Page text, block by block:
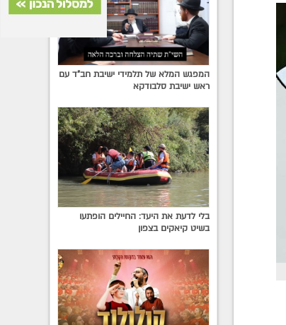
המפגש המלא של תלמידי ישיבת חב"ד עם
ראש ישיבת סלבודקא
בלי לדעת את היעד: החיילים הופתעו
בשיט קיאקים בצפון